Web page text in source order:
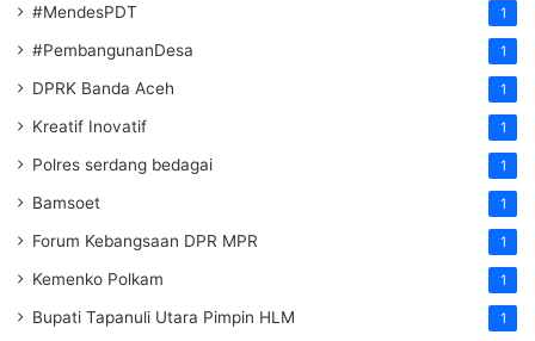
#MendesPDT 1
#PembangunanDesa 1
DPRK Banda Aceh 1
Kreatif Inovatif 1
Polres serdang bedagai 1
Bamsoet 1
Forum Kebangsaan DPR MPR 1
Kemenko Polkam 1
‎Bupati Tapanuli Utara Pimpin HLM 1